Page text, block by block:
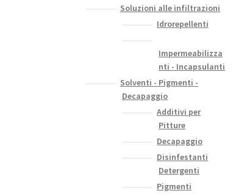
Soluzioni alle infiltrazioni
Idrorepellenti
Impermeabilizza
nti - Incapsulanti
Solventi - Pigmenti -
Decapaggio
Additivi per
Pitture
Decapaggio
Disinfestanti
Detergenti
Pigmenti